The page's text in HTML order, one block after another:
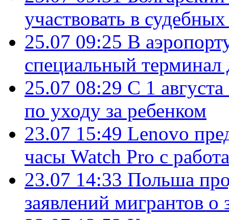
участвовать в
25.07 09:25 В
специальный терминал
25.07 08:29 С 1
по уходу за ребенком
23.07 15:49 Lenovo
часы Watch Pro с
23.07 14:33 Польша
заявлений мигрантов